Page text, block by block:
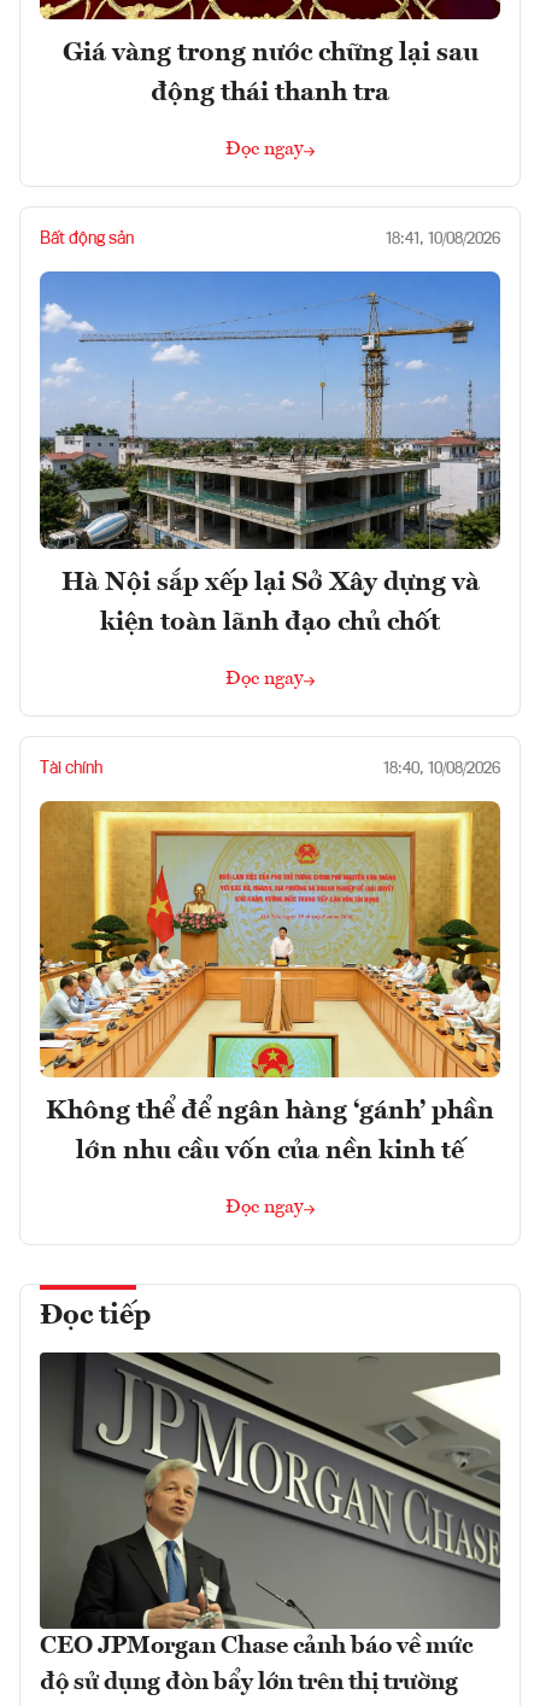
Giá vàng trong nước chững lại sau
động thái thanh tra
Đọc ngay
Bất động sản 18:41, 10/08/2026
Hà Nội sắp xếp lại Sở Xây dựng và
kiện toàn lãnh đạo chủ chốt
Đọc ngay
Tài chính 18:40, 10/08/2026
Không thể để ngân hàng ‘gánh’ phần
lớn nhu cầu vốn của nền kinh tế
Đọc ngay
Đọc tiếp
CEO JPMorgan Chase cảnh báo về mức
độ sử dụng đòn bẩy lớn trên thị trường